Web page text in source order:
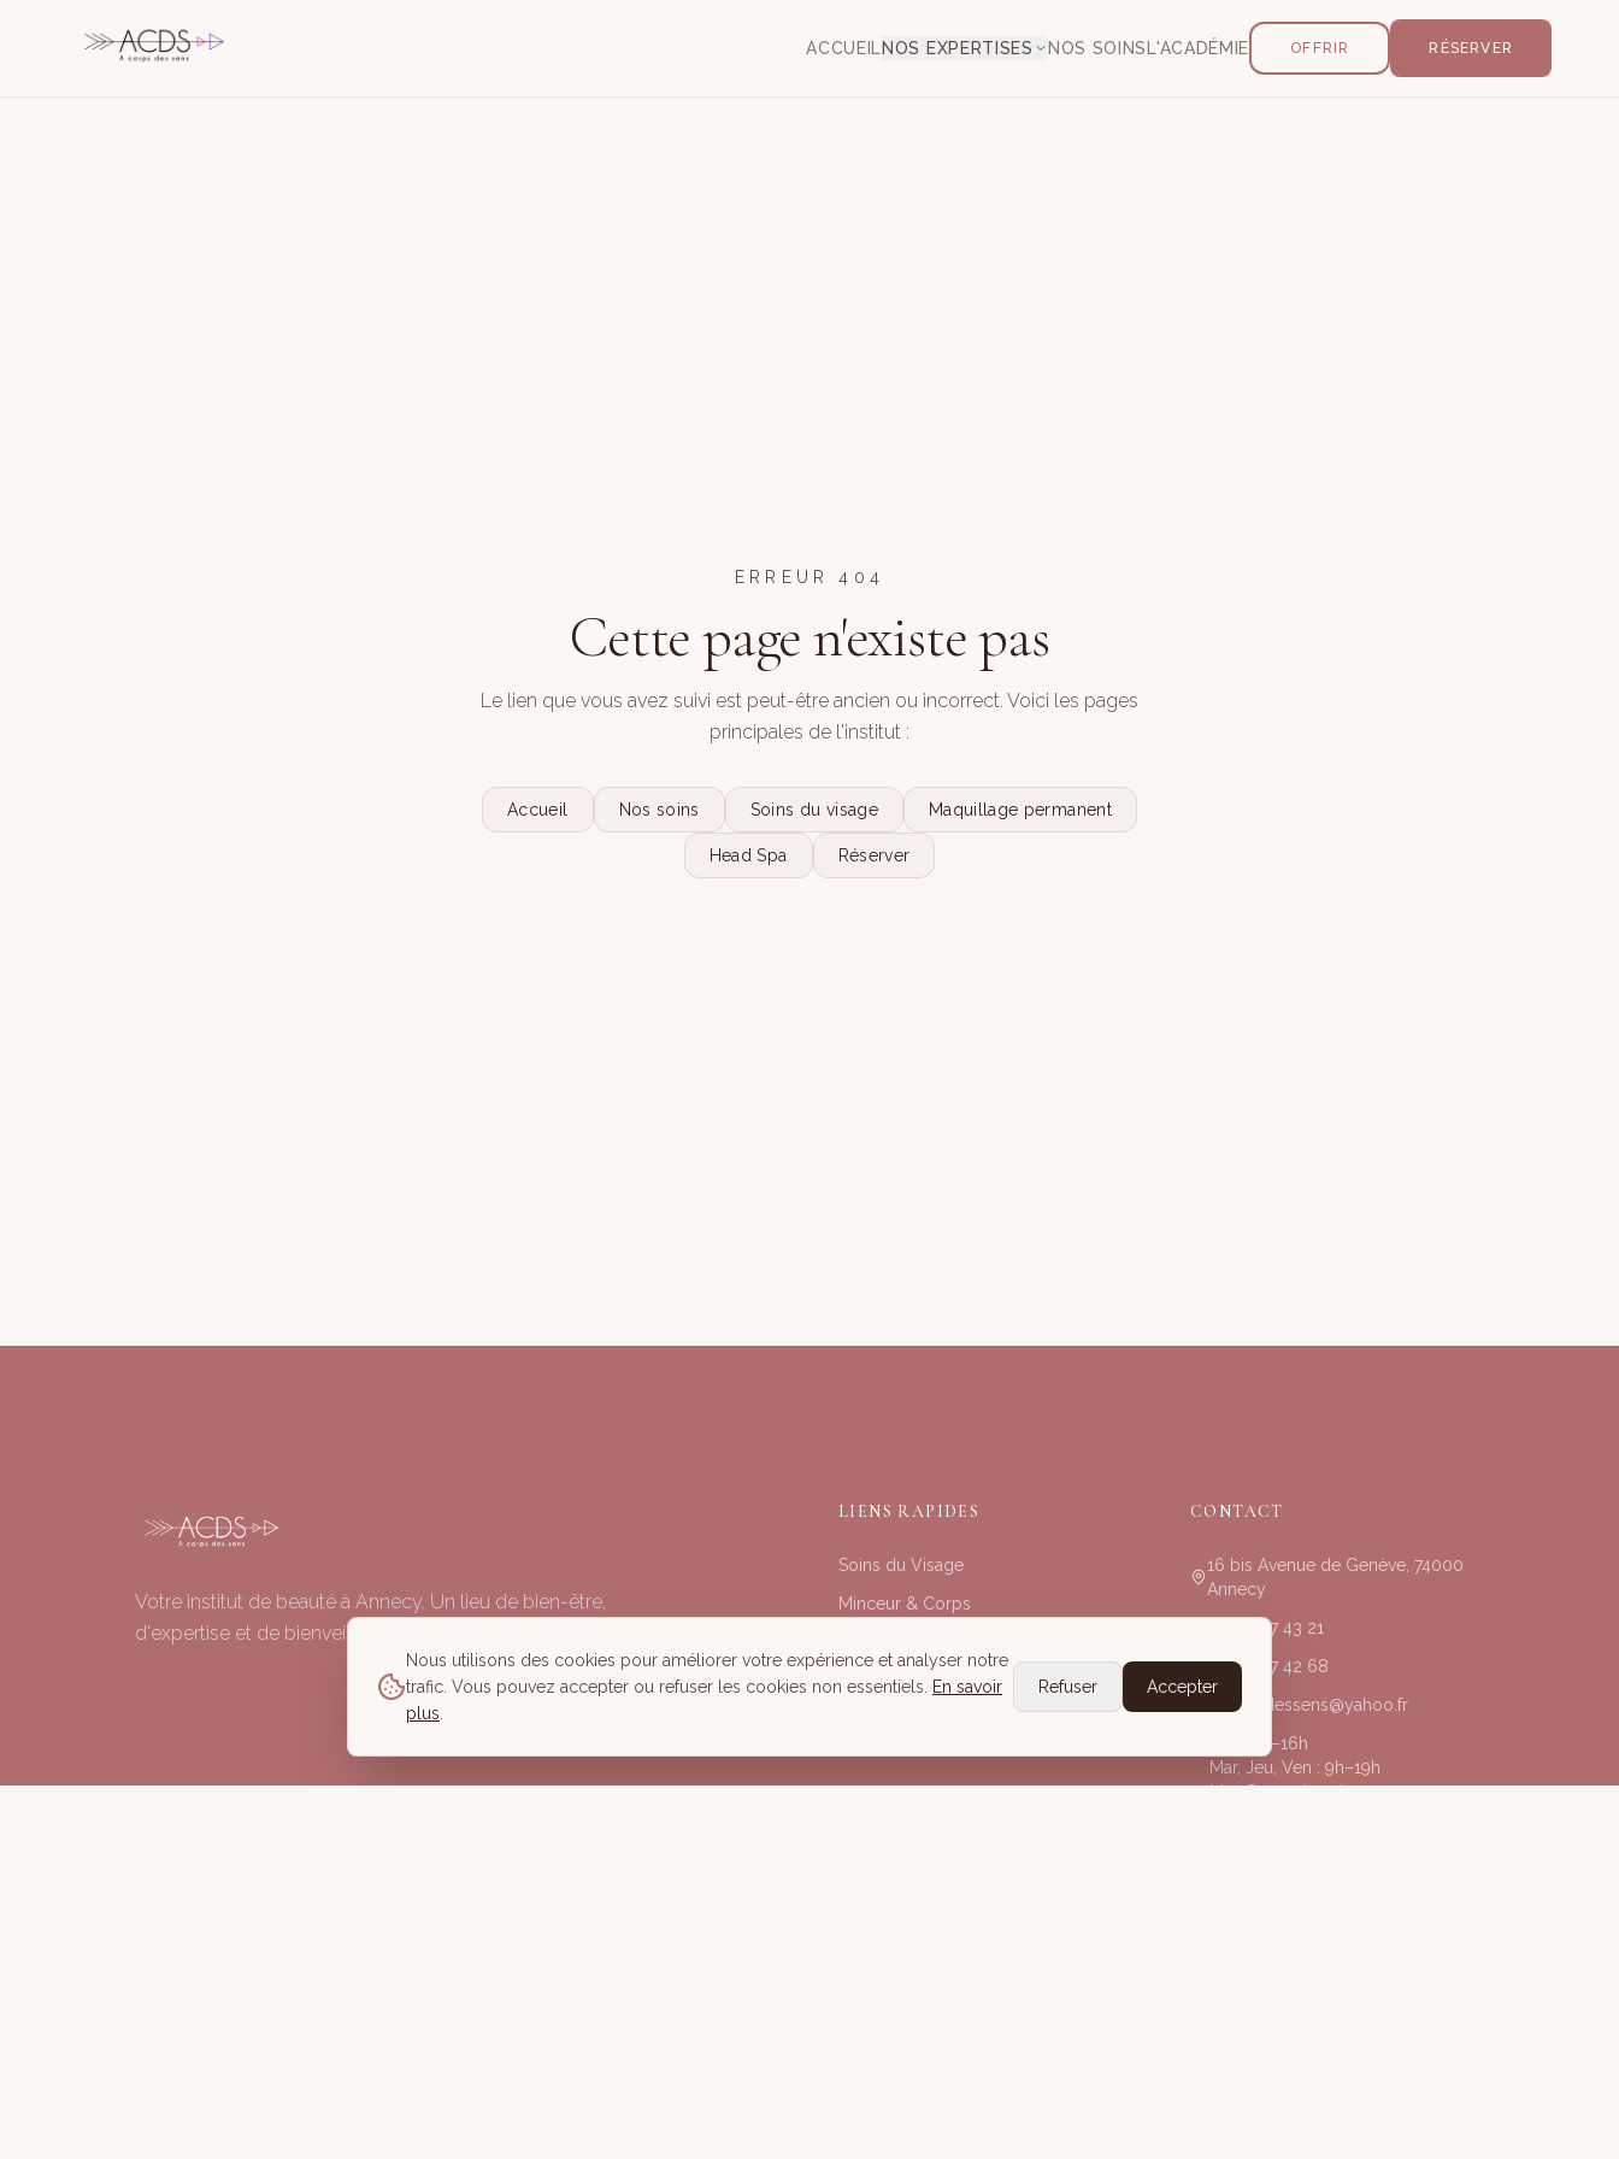
ACCUEIL NOS EXPERTISES NOS SOINS L'ACADÉMIE OFFRIR RÉSERVER
ERREUR 404
Cette page n'existe pas
Le lien que vous avez suivi est peut-être ancien ou incorrect. Voici les pages
principales de l'institut :
Accueil Nos soins Soins du visage Maquillage permanent
Head Spa Réserver
Votre institut de beauté à Annecy. Un lieu de bien-être,
d'expertise et de bienveillance depuis 2006.
LIENS RAPIDES
Soins du Visage
Minceur & Corps
Tous nos Soins
CONTACT
16 bis Avenue de Genève, 74000
Annecy
04 50 67 43 21
06 20 77 42 68
acorpsdessens@yahoo.fr
Lun : 9h–16h
Mar, Jeu, Ven : 9h–19h
Mer, Sam : 9h–13h
Nous utilisons des cookies pour améliorer votre expérience et analyser notre
trafic. Vous pouvez accepter ou refuser les cookies non essentiels.
En savoir
plus
Refuser Accepter